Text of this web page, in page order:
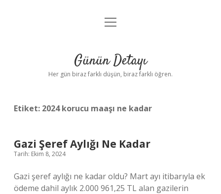
Anasayfa
Yasal Uyarı
menüyü
Günün Detayı
Her gün biraz farklı düşün, biraz farklı öğren.
Etiket: 2024 korucu maaşı ne kadar
Gazi Şeref Aylığı Ne Kadar
Tarih: Ekim 8, 2024
Gazi şeref aylığı ne kadar oldu? Mart ayı itibarıyla ek
ödeme dahil aylık 2.000 961,25 TL alan gazilerin